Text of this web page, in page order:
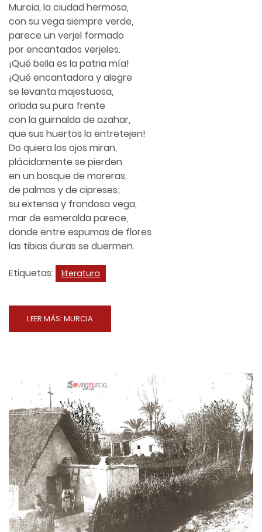
Murcia, la ciudad hermosa,
con su vega siempre verde,
parece un verjel formado
por encantados verjeles.
¡Qué bella es la patria mía!
¡Qué encantadora y alegre
se levanta majestuosa,
orlada su pura frente
con la guirnalda de azahar,
que sus huertos la entretejen!
Do quiera los ojos miran,
plácidamente se pierden
en un bosque de moreras,
de palmas y de cipreses;
su extensa y frondosa vega,
mar de esmeralda parece,
donde entre espumas de flores
las tibias áuras se duermen.
Etiquetas:
literatura
LEER MÁS: MURCIA